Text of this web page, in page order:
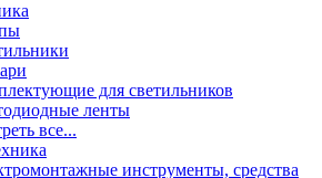
для светильников
ленты
все...
инструменты, средства